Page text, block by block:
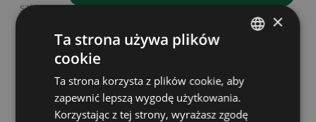
szt.
dodaj do przechowalni
Producent:
poleć znajomemu
dodaj opinię
GERMAN
×
Ta strona używa plików
cookie
Ta strona korzysta z plików cookie, aby
zapewnić lepszą wygodę użytkowania.
Korzystając z tej strony, wyrażasz zgodę